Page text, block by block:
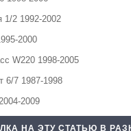
1/2 1992-2002
2000
W220 1998-2005
6/7 1987-1998
2009
НА ЭТУ СТАТЬЮ В